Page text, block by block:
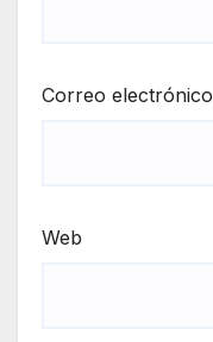
Correo electrónico
Web